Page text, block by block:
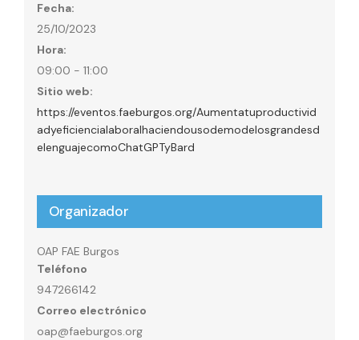
Fecha:
25/10/2023
Hora:
09:00 - 11:00
Sitio web:
https://eventos.faeburgos.org/Aumentatuproductivid
adyeficiencialaboralhaciendousodemodelosgrandesd
elenguajecomoChatGPTyBard
Organizador
OAP FAE Burgos
Teléfono
947266142
Correo electrónico
oap@faeburgos.org